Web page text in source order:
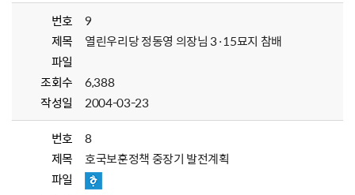
번호
9
제목
열린우리당 정동영 의장님 3·15묘지 참배
파일
조회수
6,388
작성일
2004-03-23
번호
8
제목
호국보훈정책 중장기 발전계획
파일